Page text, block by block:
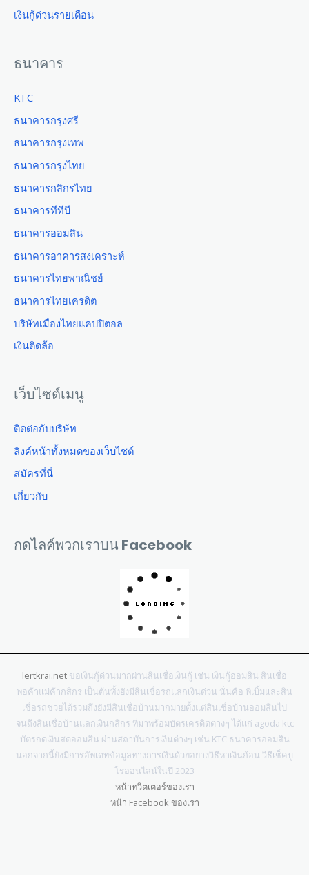
เงินกู้ด่วนรายเดือน
ธนาคาร
KTC
ธนาคารกรุงศรี
ธนาคารกรุงเทพ
ธนาคารกรุงไทย
ธนาคารกสิกรไทย
ธนาคารทีทีบี
ธนาคารออมสิน
ธนาคารอาคารสงเคราะห์
ธนาคารไทยพาณิชย์
ธนาคารไทยเครดิต
บริษัทเมืองไทยแคปปิตอล
เงินติดล้อ
เว็บไซต์เมนู
ติดต่อกับบริษัท
ลิงค์หน้าทั้งหมดของเว็บไซต์
สมัครที่นี่
เกี่ยวกับ
กดไลค์พวกเราบน Facebook
lertkrai.net ขอเงินกู้ด่วนมากผ่านสินเชื่อเงินกู้ เช่น เงินกู้ออมสิน สินเชื่อ
พ่อค้าแม่ค้ากสิกร เป็นต้นทั้งยังมีสินเชื่อรถแลกเงินด่วน นั่นคือ พี่เบิ้มและสิน
เชื่อรถช่วยได้รวมถึงยังมีสินเชื่อบ้านมากมายตั้งแต่สินเชื่อบ้านออมสินไป
จนถึงสินเชื่อบ้านแลกเงินกสิกร ที่มาพร้อมบัตรเครดิตต่างๆ ได้แก่ agoda ktc
บัตรกดเงินสดออมสิน ผ่านสถาบันการเงินต่างๆ เช่น KTC ธนาคารออมสิน
นอกจากนี้ยังมีการอัพเดทข้อมูลทางการเงินด้วยอย่างวิธีหาเงินก้อน วิธีเช็คบู
โรออนไลน์ในปี 2023
หน้าทวิตเตอร์ของเรา
หน้า Facebook ของเรา